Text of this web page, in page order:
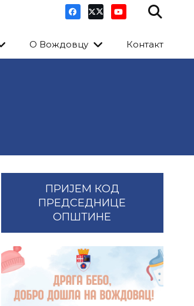
О Вождовцу Контакт
ПРИЈЕМ КОД
ПРЕДСЕДНИЦЕ
ОПШТИНЕ